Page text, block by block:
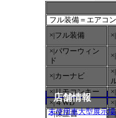
フル装備＝エアコ
×|フル装備
×|パワーウィン
ド
×|カーナビ
×|リモコンキー
×|４WD
○|保証書
店舗情報
未使用車大型展示